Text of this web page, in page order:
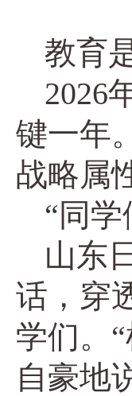
教育
2026
键一年
战略属
“同
山东
话，穿
学们。
自豪地